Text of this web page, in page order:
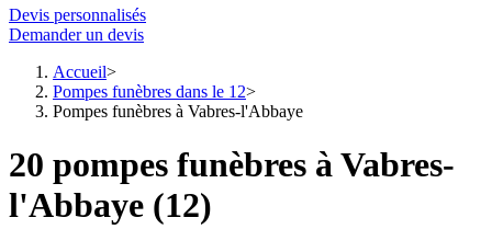
Devis personnalisés
Demander un devis
Accueil
Pompes funèbres dans le 12
Pompes funèbres à Vabres-l'Abbaye
20 pompes funèbres à Vabres-
l'Abbaye (12)